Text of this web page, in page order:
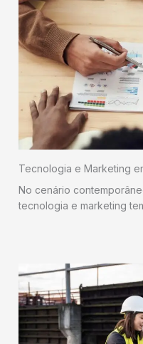
Tecnologia e Marketing
No cenário
tecnologia e marketing